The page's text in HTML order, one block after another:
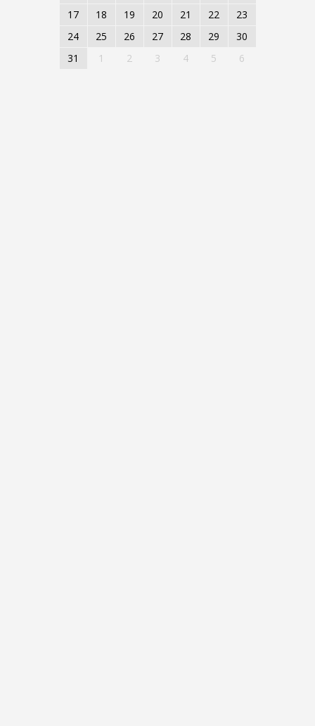
17
18 19 20 21 22
23
24
25 26 27 28 29
30
31
1 2 3 4 5 6